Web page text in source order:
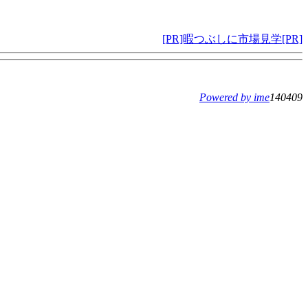
[PR]暇つぶしに市場見学[PR]
Powered by ime140409